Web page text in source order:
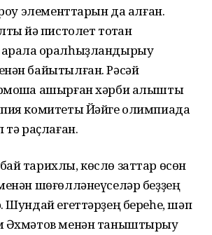
элементтарын да алған.
йә пистолет тотҡан
ҡоралһыҙландырыу
байытылған. Рәсәй
ашырған хәрби алышты
комитеты Йәйге олимпиада
тә раҫлаған.
тарихлы, көслө заттар өсөн
шөғөлләнеүселәр беҙҙең
Шундай егеттәрҙең береһе, шәп
Әхмәтов менән таныштырыу